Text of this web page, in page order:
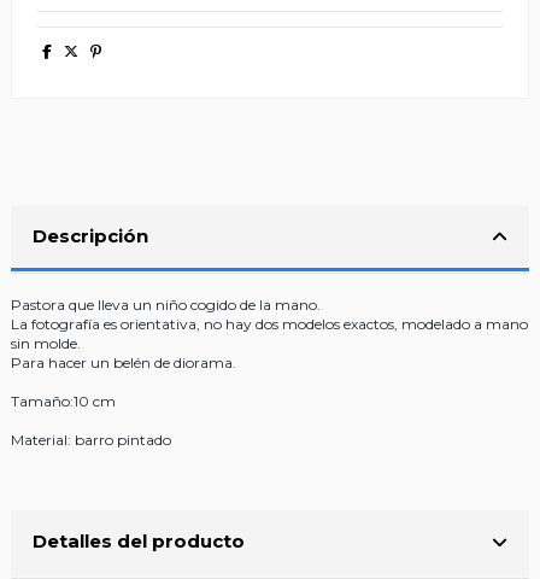
Descripción
Pastora que lleva un niño cogido de la mano.
La fotografía es orientativa, no hay dos modelos exactos, modelado a mano
sin molde.
Para hacer un belén de diorama.
Tamaño:10 cm
Material: barro pintado
Detalles del producto